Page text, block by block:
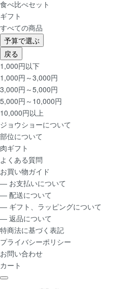
食べ比べセット
ギフト
すべての商品
予算で選ぶ
戻る
1,000円以下
1,000円～3,000円
3,000円～5,000円
5,000円～10,000円
10,000円以上
ジョウショーについて
部位について
肉ギフト
よくある質問
お買い物ガイド
― お支払いについて
― 配送について
― ギフト、ラッピングについて
― 返品について
特商法に基づく表記
プライバシーポリシー
お問い合わせ
カート